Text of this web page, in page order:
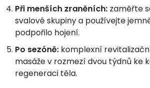
Při menších zraněních: zaměřte
svalové skupiny a používejte
podpořilo hojení.
Po sezóně: komplexní
masáže v rozmezí dvou týdnů ke
regeneraci těla.